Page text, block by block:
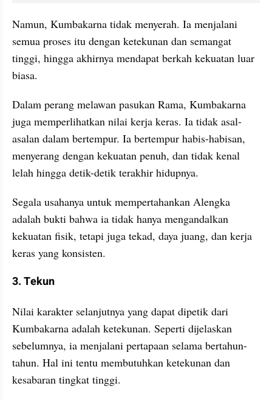
Namun, Kumbakarna tidak menyerah. Ia menjalani
semua proses itu dengan ketekunan dan semangat
tinggi, hingga akhirnya mendapat berkah kekuatan luar
biasa.
Dalam perang melawan pasukan Rama, Kumbakarna
juga memperlihatkan nilai kerja keras. Ia tidak asal-
asalan dalam bertempur. Ia bertempur habis-habisan,
menyerang dengan kekuatan penuh, dan tidak kenal
lelah hingga detik-detik terakhir hidupnya.
Segala usahanya untuk mempertahankan Alengka
adalah bukti bahwa ia tidak hanya mengandalkan
kekuatan fisik, tetapi juga tekad, daya juang, dan kerja
keras yang konsisten.
3. Tekun
Nilai karakter selanjutnya yang dapat dipetik dari
Kumbakarna adalah ketekunan. Seperti dijelaskan
sebelumnya, ia menjalani pertapaan selama bertahun-
tahun. Hal ini tentu membutuhkan ketekunan dan
kesabaran tingkat tinggi.